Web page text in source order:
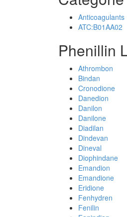
Anticoagulants
ATC:B01AA02
Phenillin
Athrombon
Bindan
Cronodione
Danedion
Danilon
Danilone
Diadilan
Dindevan
Dineval
Diophindane
Emandion
Emandione
Eridione
Fenhydren
Fenilin